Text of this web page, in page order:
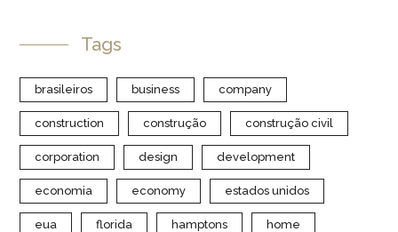
Tags
brasileiros business company
construction construção construção civil
corporation design development
economia economy estados unidos
eua florida hamptons home